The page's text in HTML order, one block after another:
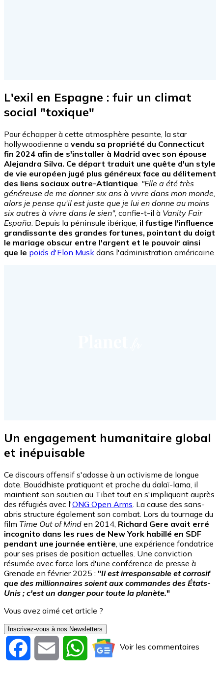
L'exil en Espagne : fuir un climat
social "toxique"
Pour échapper à cette atmosphère pesante, la star
hollywoodienne a vendu sa propriété du Connecticut
fin 2024 afin de s'installer à Madrid avec son épouse
Alejandra Silva. Ce départ traduit une quête d'un style
de vie européen jugé plus généreux face au délitement
des liens sociaux outre-Atlantique. "Elle a été très
généreuse de me donner six ans à vivre dans mon monde,
alors je pense qu'il est juste que je lui en donne au moins
six autres à vivre dans le sien", confie-t-il à Vanity Fair
España. Depuis la péninsule ibérique, il fustige l'influence
grandissante des grandes fortunes, pointant du doigt
le mariage obscur entre l'argent et le pouvoir ainsi
que le poids d'Elon Musk dans l'administration américaine.
Un engagement humanitaire global
et inépuisable
Ce discours offensif s'adosse à un activisme de longue
date. Bouddhiste pratiquant et proche du dalaï-lama, il
maintient son soutien au Tibet tout en s'impliquant auprès
des réfugiés avec l'ONG Open Arms. La cause des sans-
abris structure également son combat. Lors du tournage du
film Time Out of Mind en 2014, Richard Gere avait erré
incognito dans les rues de New York habillé en SDF
pendant une journée entière, une expérience fondatrice
pour ses prises de position actuelles. Une conviction
résumée avec force lors d'une conférence de presse à
Grenade en février 2025 : "Il est irresponsable et corrosif
que des millionnaires soient aux commandes des États-
Unis ; c'est un danger pour toute la planète."
Vous avez aimé cet article ?
Inscrivez-vous à nos Newsletters
Facebook Email WhatsAppVoir les commentaires